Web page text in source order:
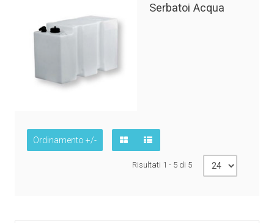
Serbatoi Acqua
Ordinamento +/-
Risultati 1 - 5 di 5